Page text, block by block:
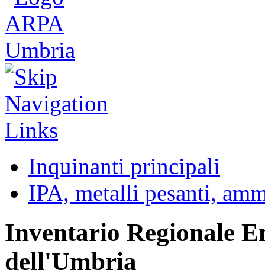
Inquinanti principali
IPA, metalli pesanti,
Inventario Regionale
dell'Umbria